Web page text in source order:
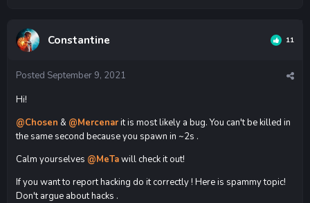
Constantine 11
Posted September 9, 2021
Hi!
@Chosen & @Mercenarit is most likely a bug. You can't be killed in
the same second because you spawn in ~2s .
Calm yourselves @MeTawill check it out!
If you want to report hacking do it correctly ! Here is spammy topic!
Don't argue about hacks .